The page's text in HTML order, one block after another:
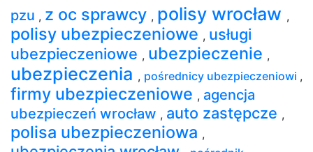
pzu , z oc sprawcy , polisy wrocław ,
polisy ubezpieczeniowe , usługi
ubezpieczeniowe , ubezpieczenie ,
ubezpieczenia , pośrednicy ubezpieczeniowi ,
firmy ubezpieczeniowe , agencja
ubezpieczeń wrocław , auto zastępcze ,
polisa ubezpieczeniowa ,